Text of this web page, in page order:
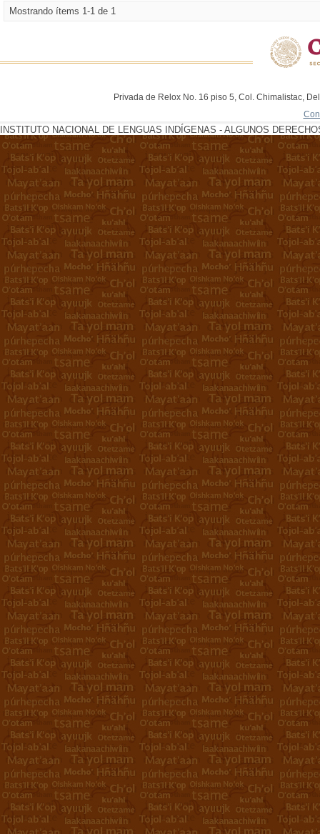
Mostrando ítems 1-1 de 1
Privada de Relox No. 16 piso 5, Col. Chimalistac,
INSTITUTO NACIONAL DE LENGUAS INDÍGENAS - ALGUNOS